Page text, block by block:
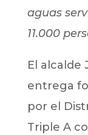
aguas
11.000
El alcalde
entrega
por el
Triple A